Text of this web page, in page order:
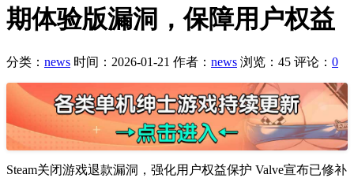
期体验版漏洞，保障用户权益
分类： news 时间：2026-01-21 作者： news 浏览：45 评论： 0
Steam关闭游戏退款漏洞，强化用户权益保护 Valve宣布已修补